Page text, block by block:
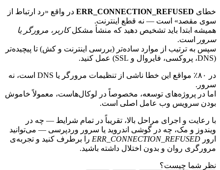
ERR_CONNECTION_REFUSEDدر واقع «رد ارتباط از
مقصد» است — نه قطع اینترنت.
ابتدا باید تشخیص دهید که منشأ مشکلکاربر، مرورگر یا
است.
به ترتیب از موارد ساده‌تر (بررسی اینترنت و کش) تا پیچیده‌تر
در ۸۰٪ مواقع این خطا ناشی از تنظیمات مرورگر یا DNS است، نه
در پروژه‌های توسعه، مخصوصاً در لوکال‌هاست، معمولاً خاموش
سرویس وب عامل اصلی است.
و اجرای مراحل بالا، تقریباً در تمام شرایط — چه در
و مک، چه در گوشی اندروید یا سرور وردپرسی — می‌توانید
ERR_CONNECTION_REFUSEDرا برطرف کنید و تجربه‌ی
روان و بدون اختلال داشته باشید.
شما چیست؟